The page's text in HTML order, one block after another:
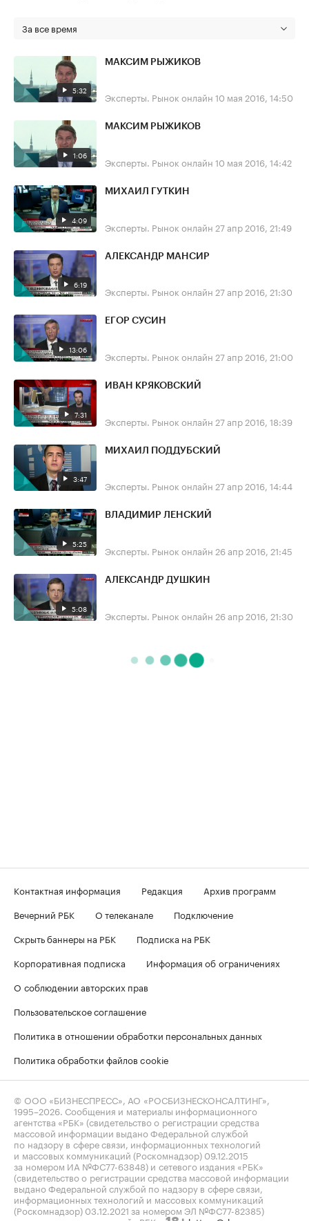
За все время
5:32
МАКСИМ РЫЖИКОВ
Эксперты. Рынок онлайн 10 мая 2016, 14:50
1:06
МАКСИМ РЫЖИКОВ
Эксперты. Рынок онлайн 10 мая 2016, 14:42
4:09
МИХАИЛ ГУТКИН
Эксперты. Рынок онлайн 27 апр 2016, 21:49
6:19
АЛЕКСАНДР МАНСИР
Эксперты. Рынок онлайн 27 апр 2016, 21:30
13:06
ЕГОР СУСИН
Эксперты. Рынок онлайн 27 апр 2016, 21:00
7:31
ИВАН КРЯКОВСКИЙ
Эксперты. Рынок онлайн 27 апр 2016, 18:39
3:47
МИХАИЛ ПОДДУБСКИЙ
Эксперты. Рынок онлайн 27 апр 2016, 14:44
5:25
ВЛАДИМИР ЛЕНСКИЙ
Эксперты. Рынок онлайн 26 апр 2016, 21:45
5:08
АЛЕКСАНДР ДУШКИН
Эксперты. Рынок онлайн 26 апр 2016, 21:30
Контактная информация Редакция
Архив программ
Вечерний РБК
О телеканале
Подключение
Скрыть баннеры на РБК
Подписка на РБК
Корпоративная подписка
Информация об ограничениях
О соблюдении авторских прав
Пользовательское соглашение
Политика в отношении обработки персональных данных
Политика обработки файлов cookie
© ООО «БИЗНЕСПРЕСС», АО «РОСБИЗНЕСКОНСАЛТИНГ»,
1995–2026 . Сообщения и материалы информационного
агентства «РБК» (свидетельство о регистрации средства
массовой информации выдано Федеральной службой
по надзору в сфере связи, информационных технологий
и массовых коммуникаций (Роскомнадзор) 09.12.2015
за номером ИА №ФС77-63848) и сетевого издания «РБК»
(свидетельство о регистрации средства массовой информации
выдано Федеральной службой по надзору в сфере связи,
информационных технологий и массовых коммуникаций
(Роскомнадзор) 03.12.2021 за номером ЭЛ №ФС77-82385)